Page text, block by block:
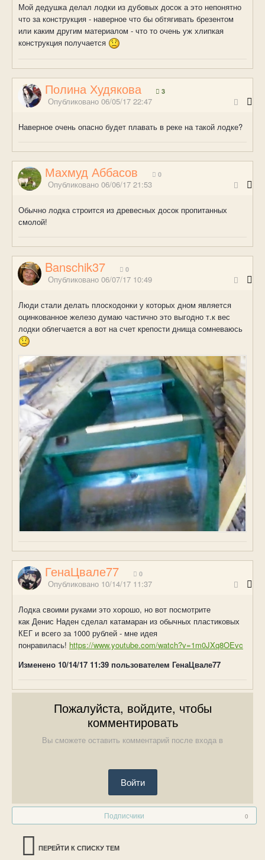
Мой дедушка делал лодки из дубовых досок а это непонятно
что за конструкция - наверное что бы обтягивать брезентом
или каким другим материалом - что то очень уж хлипкая
конструкция получается
Полина Худякова 3
Опубликовано 06/05/17 22:47
Наверное очень опасно будет плавать в реке на такой лодке?
Махмуд Аббасов 0
Опубликовано 06/06/17 21:53
Обычно лодка строится из древесных досок пропитанных
смолой!
Banschik37 0
Опубликовано 06/07/17 10:49
Люди стали делать плоскодонки у которых дном является
оцинкованное железо думаю частично это выгодно т.к вес
лодки облегчается а вот на счет крепости днища сомневаюсь
ГенаЦвале77 0
Опубликовано 10/14/17 11:37
Лодка своими руками это хорошо, но вот посмотрите
как Денис Наден сделал катамаран из обычных пластиковых
КЕГ и всего за 1000 рублей - мне идея
понравилась! https://www.youtube.com/watch?v=1m0JXq8OEvc
Изменено 10/14/17 11:39 пользователем ГенаЦвале77
Пожалуйста, войдите, чтобы
комментировать
Вы сможете оставить комментарий после входа в
Войти
Подписчики 0
ПЕРЕЙТИ К СПИСКУ ТЕМ